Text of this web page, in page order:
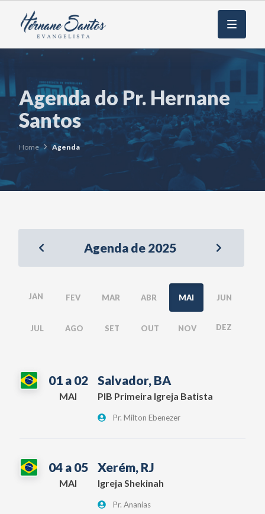
Menu
Agenda do Pr. Hernane
Santos
Home Agenda
Agenda de 2025
JAN FEV MAR ABR MAI JUN
JUL AGO SET OUT NOV DEZ
01 a 02 Salvador, BA
MAI PIB Primeira Igreja Batista
Pr. Milton Ebenezer
04 a 05 Xerém, RJ
MAI Igreja Shekinah
Pr. Ananias